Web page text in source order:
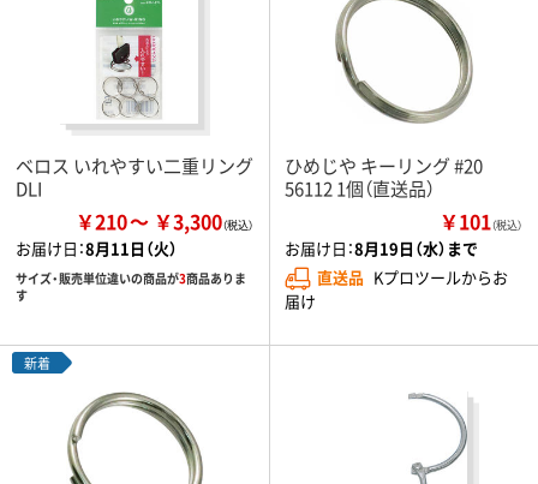
ベロス いれやすい二重リング
DLI
￥210 ￥3,300
お届け日：8月11日（火）
サイズ・販売単位違いの商品が3商品ありま
す
ひめじや キーリング #20
56112 1個（直送品）
￥101（税込）
お届け日：8月19日（水）まで
直送品 Kプロツールからお
届け
新着